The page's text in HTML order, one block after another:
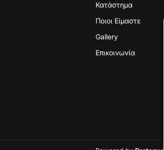
Κατάστημα
Ποιοι Είμαστε
Gallery
Επικοινωνία